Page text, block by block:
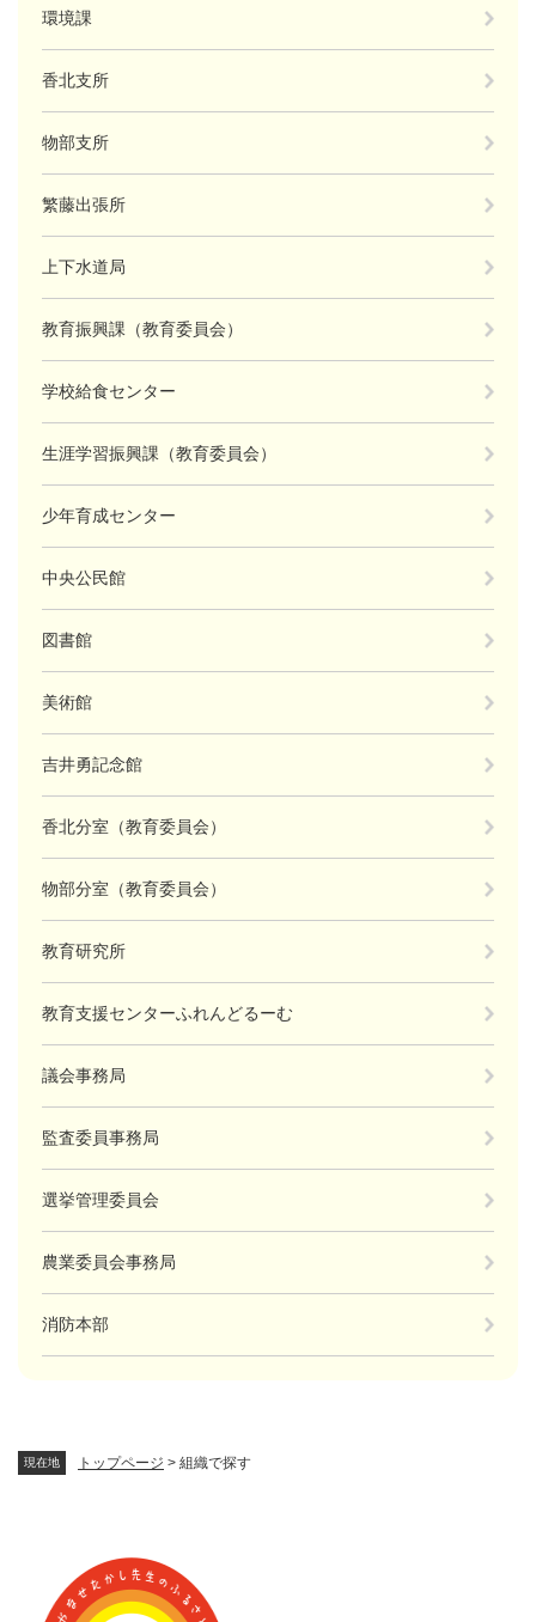
現在地 トップページ > 組織で探す
環境課
香北支所
物部支所
繁藤出張所
上下水道局
教育振興課（教育委員会）
学校給食センター
生涯学習振興課（教育委員会）
少年育成センター
中央公民館
図書館
美術館
吉井勇記念館
香北分室（教育委員会）
物部分室（教育委員会）
教育研究所
教育支援センターふれんどるーむ
議会事務局
監査委員事務局
選挙管理委員会
農業委員会事務局
消防本部